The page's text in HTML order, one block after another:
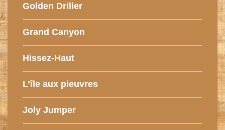
Golden Driller
Grand Canyon
Hissez-Haut
L’île aux pieuvres
Joly Jumper